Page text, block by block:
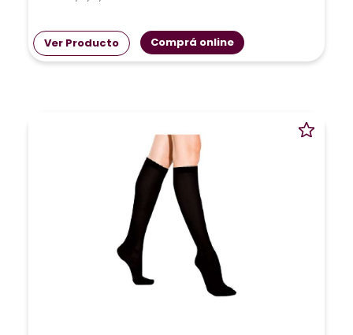
Ver Producto Comprá online